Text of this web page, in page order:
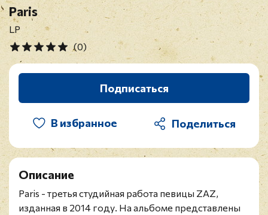
Paris
LP
(0)
Подписаться
В избранное
Описание
Paris - третья студийная работа певицы ZAZ,
изданная в 2014 году. На альбоме представлены